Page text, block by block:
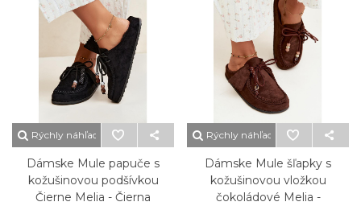
Rýchly náhľad
Dámske Mule papuče s
kožušinovou podšívkou
Čierne Melia - Čierna
Rýchly náhľad
Dámske Mule šľapky s
kožušinovou vložkou
čokoládové Melia -